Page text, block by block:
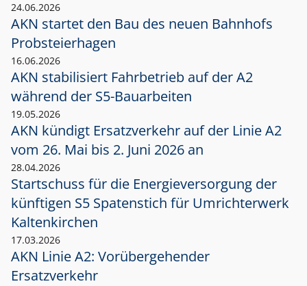
24.06.2026
AKN startet den Bau des neuen Bahnhofs
Probsteierhagen
16.06.2026
AKN stabilisiert Fahrbetrieb auf der A2
während der S5-Bauarbeiten
19.05.2026
AKN kündigt Ersatzverkehr auf der Linie A2
vom 26. Mai bis 2. Juni 2026 an
28.04.2026
Startschuss für die Energieversorgung der
künftigen S5 Spatenstich für Umrichterwerk
Kaltenkirchen
17.03.2026
AKN Linie A2: Vorübergehender
Ersatzverkehr